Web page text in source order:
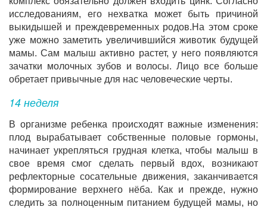
исследованиям, его нехватка может быть причиной
выкидышей и преждевременных родов.На этом сроке
уже можно заметить увеличившийся животик будущей
мамы. Сам малыш активно растет, у него появляются
зачатки молочных зубов и волосы. Лицо все больше
обретает привычные для нас человеческие черты.
14 неделя
В организме ребенка происходят важные изменения:
плод вырабатывает собственные половые гормоны,
начинает укрепляться грудная клетка, чтобы малыш в
свое время смог сделать первый вдох, возникают
рефлекторные сосательные движения, заканчивается
формирование верхнего нёба. Как и прежде, нужно
следить за полноценным питанием будущей мамы, но